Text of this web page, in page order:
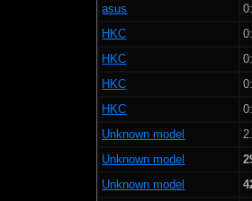
asus
HKC
HKC
HKC
HKC
Unknown model
Unknown model
Unknown model